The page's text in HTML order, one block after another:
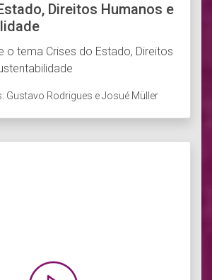
Direitos Humanos e
o tema Crises do Estado, Direitos
Gustavo Rodrigues e Josué Müller